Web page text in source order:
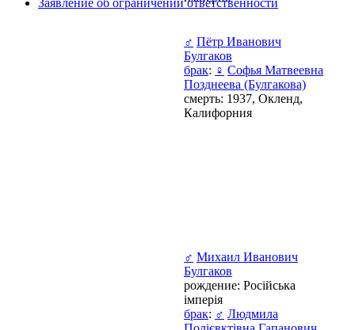
♂ Пётр Иванович
Булгаков
брак: ♀ Софья Матвеевна
Позднеева (Булгакова)
смерть: 1937, Окленд,
Калифорния
♂ Михаил Иванович
Булгаков
рождение: Російська
імперія
брак: ♂ Людмила
Заявление об ограничении ответственности